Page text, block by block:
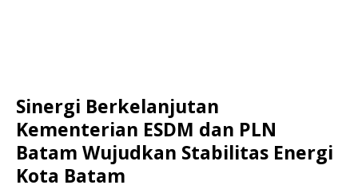
Sinergi Berkelanjutan
Kementerian ESDM dan PLN
Batam Wujudkan Stabilitas Energi
Kota Batam